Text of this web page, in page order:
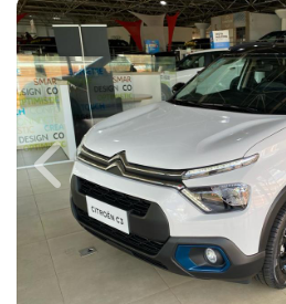
Previous